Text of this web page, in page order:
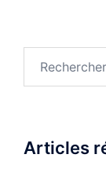
Articles